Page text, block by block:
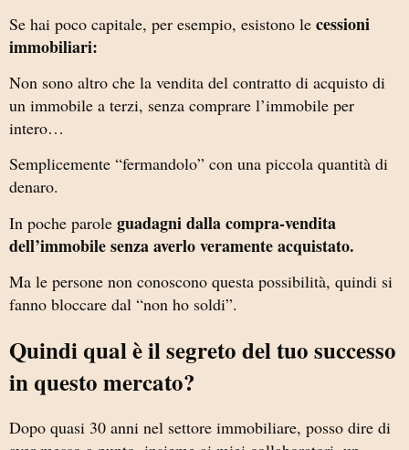
Se hai poco capitale, per esempio, esistono le cessioni
immobiliari:
Non sono altro che la vendita del contratto di acquisto di
un immobile a terzi, senza comprare l’immobile per
intero…
Semplicemente “fermandolo” con una piccola quantità di
denaro.
In poche parole guadagni dalla compra-vendita
dell’immobile senza averlo veramente acquistato.
Ma le persone non conoscono questa possibilità, quindi si
fanno bloccare dal “non ho soldi”.
Quindi qual è il segreto del tuo successo
in questo mercato?
Dopo quasi 30 anni nel settore immobiliare, posso dire di